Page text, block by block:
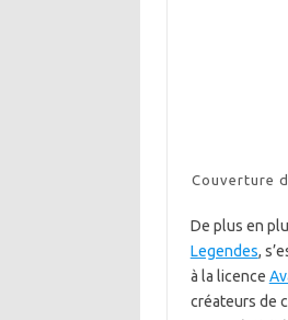
Couverture
De plus en
Legendes,
à la licence
créateurs de